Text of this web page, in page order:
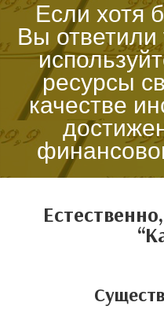
Если хотя
Вы ответили
ресурсы
качестве